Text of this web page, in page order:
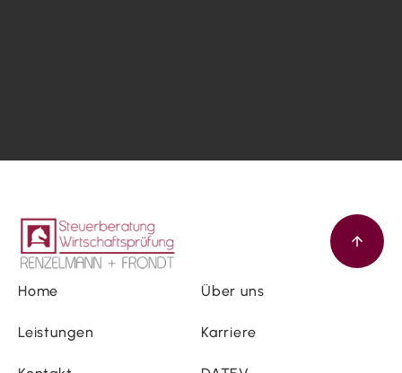
Home Über uns
Leistungen Karriere